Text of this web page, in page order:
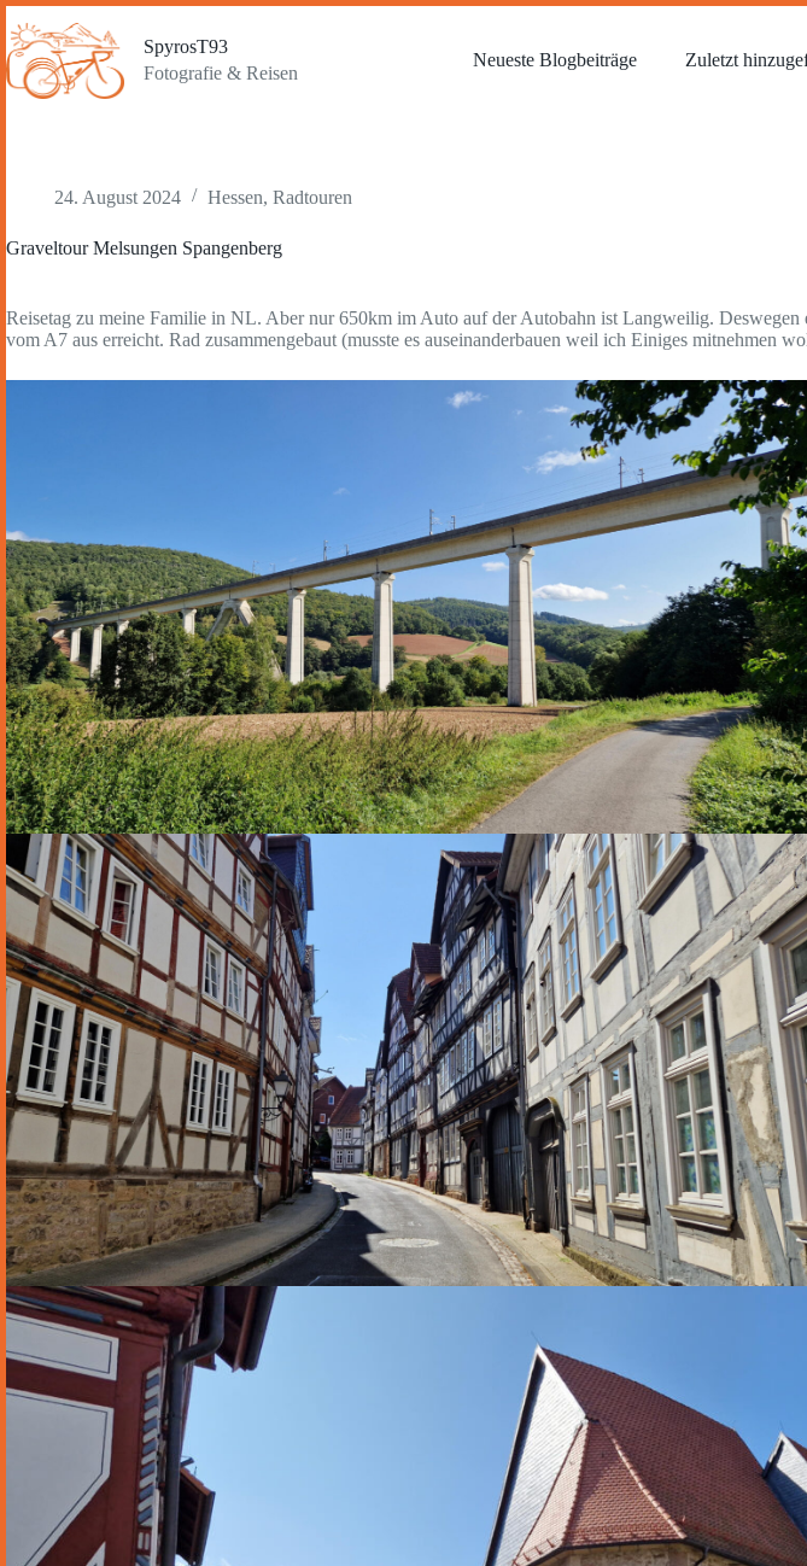
Inhalt
springen
SpyrosT93
Fotografie & Reisen
Neueste Blogbeiträge Zuletzt
24. August 2024 Hessen, Radtouren
Graveltour Melsungen Spangenberg
Reisetag zu meine Familie in NL. Aber nur 650km im Auto auf der Autobahn ist Langweilig.
vom A7 aus erreicht. Rad zusammengebaut (musste es auseinanderbauen weil ich Einiges mitnehmen